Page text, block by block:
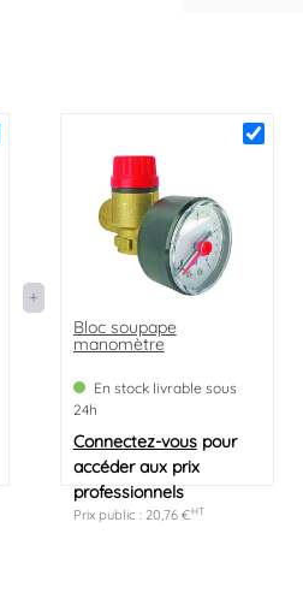
Bloc soupape
manomètre
En stock livrable sous
24h
Connectez-vouspour
accéder aux prix
professionnels
Prix public : 20,76 €HT